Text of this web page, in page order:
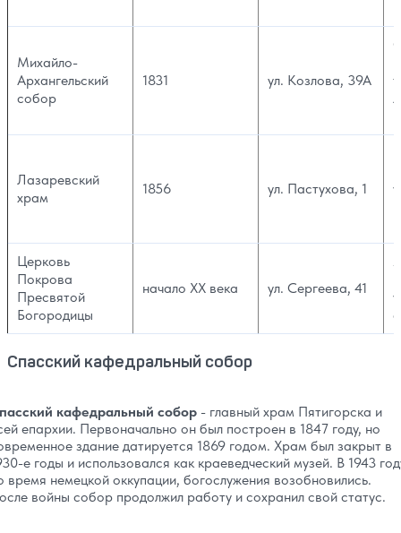
Михайло-
Архангельский
собор
1831 ул. Козлова, 39А
Лазаревский
храм
1856 ул. Пастухова, 1
Церковь
Покрова
Пресвятой
Богородицы
начало XX века ул. Сергеева, 41
Спасский кафедральный собор
кафедральный собор - главный храм Пятигорска и
епархии. Первоначально он был построен в 1847 году, но
здание датируется 1869 годом. Храм был закрыт в
е годы и использовался как краеведческий музей. В 1943
время немецкой оккупации, богослужения возобновились.
войны собор продолжил работу и сохранил свой статус.